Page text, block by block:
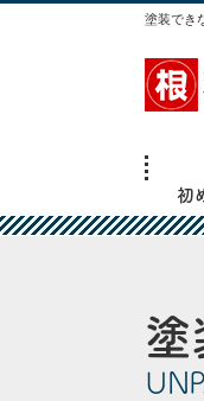
塗装でき
初
塗